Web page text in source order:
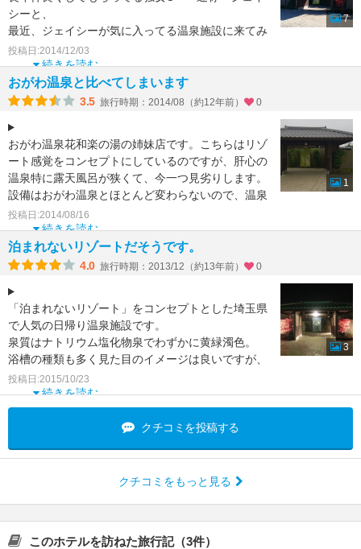
シーと、
最近、ジェイシーが気に入ってる温泉施設に来てみ
た。
施設に入場すると受付に芸能人サインが・・。
誰かと思ったら、チュ
続きを読む
投稿日:2014/12/03
7
おがわ温泉と比べてしまいます
3.5 旅行時期：2014/08（約12年前） 0
おがわ温泉花和楽の湯の姉妹店です。こちらはリゾ
ート感覚をコンセプトにしているのですが、肝心の
温泉特に露天風呂が狭くて、今一つ見劣りします。
設備はおがわ温泉とほとんど変わらないので、温泉
をもう少し充実
続きを読む
投稿日:2014/08/16
1
泊まれないリゾートだそうです。
4.0 旅行時期：2013/12（約13年前） 0
「泊まれないリゾート」をコンセプトとした埼玉県
で人気の日帰り温泉施設です。
泉質はナトリウム塩化物泉でわずかに黄緑濁色。
浴槽の種類も多く見た目のイメージは良いですが、
露天風呂などは浅い処が多くて
続きを読む
投稿日:2015/10/23
3
クチコミを投稿する
クチコミをもっと見る
このホテルを訪ねた旅行記（3件）